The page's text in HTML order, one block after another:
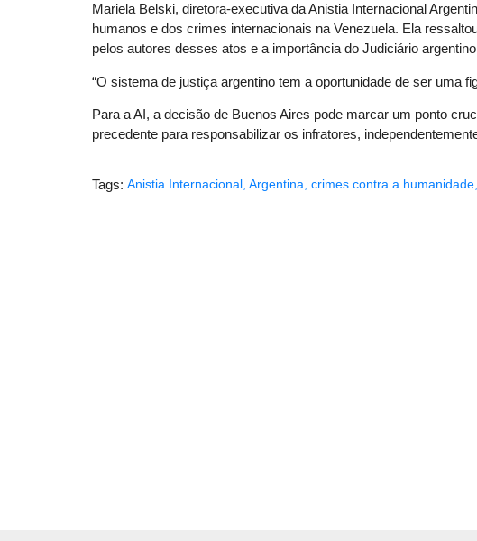
Mariela Belski, diretora-executiva da Anistia Internacional
humanos e dos crimes internacionais na Venezuela. Ela
pelos autores desses atos e a importância do Judiciário
“O sistema de justiça argentino tem a oportunidade de ser uma
Para a AI, a decisão de Buenos Aires pode marcar um ponto
precedente para responsabilizar os infratores,
Tags: Anistia Internacional, Argentina, crimes contra a humanidade,